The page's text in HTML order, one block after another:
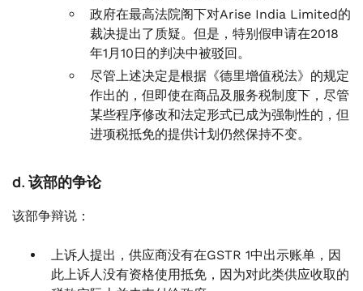
政府在最高法院阁下对Arise India Limited的
裁决提出了质疑。但是，特别假申请在2018
年1月10日的判决中被驳回。
尽管上述决定是根据《德里增值税法》的规定
作出的，但即使在商品及服务税制度下，尽管
某些程序修改和法定形式已成为强制性的，但
进项税抵免的提供计划仍然保持不变。
d. 该部的争论
该部争辩说：
上诉人提出，供应商没有在GSTR 1中出示账单，因
此上诉人没有资格使用抵免，因为对此类供应收取的